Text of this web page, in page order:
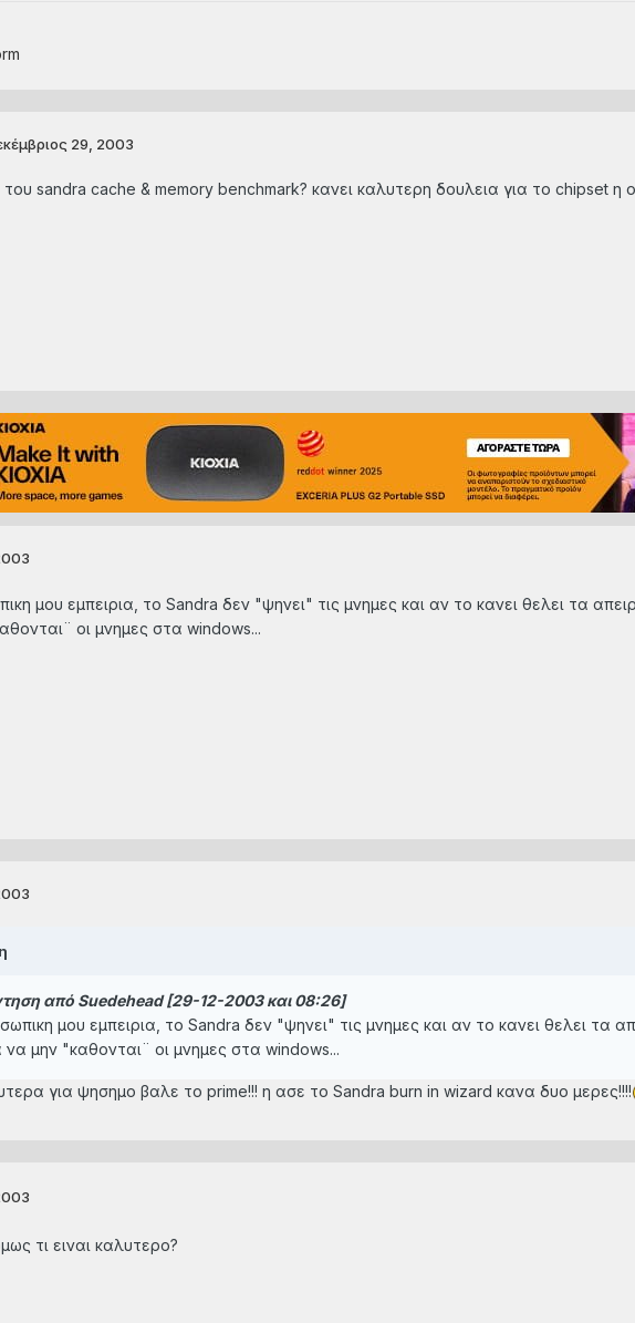
29, 2003
του sandra cache & memory benchmark? κανει καλυτερη δουλεια για το chipset η
μου εμπειρια, το Sandra δεν "ψηνει" τις μνημες και αν το κανει θελει τα
οι μνημες στα windows...
από Suedehead [29-12-2003 και 08:26]
μου εμπειρια, το Sandra δεν "ψηνει" τις μνημες και αν το κανει θελει τα
μην "καθονται¨ οι μνημες στα windows...
για ψησημο βαλε το prime!!! η ασε το Sandra burn in wizard κανα δυο μερες!!!!
τι ειναι καλυτερο?